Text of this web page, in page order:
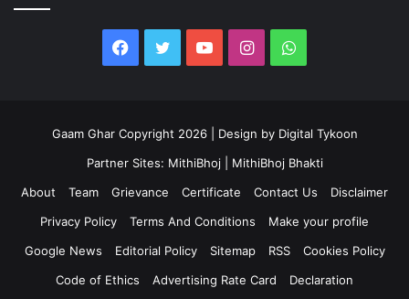
Facebook
TwitterYouTubeInstagramWhatsApp
Gaam Ghar Copyright 2026 | Design by Digital Tykoon
Partner Sites: MithiBhoj
MithiBhoj Bhakti
About
Team Grievance Certificate Contact Us
Disclaimer
Privacy Policy
Terms And Conditions
Make your profile
Google News
Editorial Policy Sitemap RSS
Cookies Policy
Code of Ethics
Advertising Rate Card Declaration